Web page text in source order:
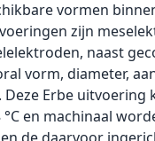
vormen
zijn
naast
vorm, diameter,
Erbe uitvoering
en machinaal